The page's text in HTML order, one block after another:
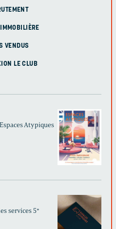
VENDUS
LE CLUB
Atypiques
services 5*